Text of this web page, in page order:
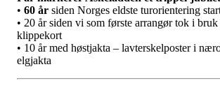
• 60 år siden Norges eldste turorientering
• 20 år siden vi som første arrangør tok i
klippekort
• 10 år med høstjakta – lavterskelposter i
elgjakta